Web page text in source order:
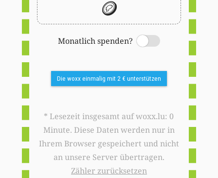
🪙
Monatlich spenden?
Switch
Die woxx einmalig mit 2 € unterstützen
* Lesezeit insgesamt auf woxx.lu: 0
Minute. Diese Daten werden nur in
Ihrem Browser gespeichert und nicht
an unsere Server übertragen.
Zähler zurücksetzen